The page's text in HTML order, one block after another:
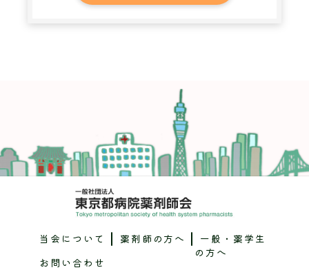
当会について 薬剤師の方へ 一般・薬学生
の方へ
お問い合わせ